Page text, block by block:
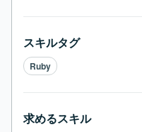
スキルタグ
Ruby
求めるスキル